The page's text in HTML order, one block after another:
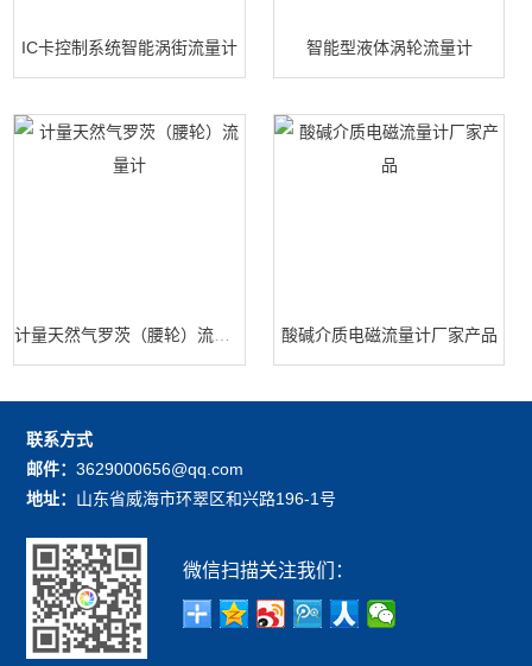
IC卡控制系统智能涡街流量计 智能型液体涡轮流量计
酸碱介质电磁流量计厂家产品
联系方式
邮件：3629000656@qq.com
地址： 山东省威海市环翠区和兴路196-1号
微信扫描关注我们：